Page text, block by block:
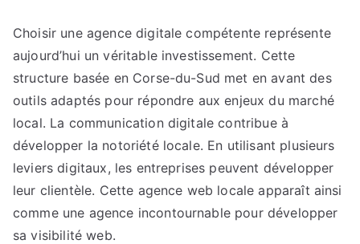
Choisir une agence digitale compétente représente
aujourd’hui un véritable investissement. Cette
structure basée en Corse-du-Sud met en avant des
outils adaptés pour répondre aux enjeux du marché
local. La communication digitale contribue à
développer la notoriété locale. En utilisant plusieurs
leviers digitaux, les entreprises peuvent développer
leur clientèle. Cette agence web locale apparaît ainsi
comme une agence incontournable pour développer
sa visibilité web.